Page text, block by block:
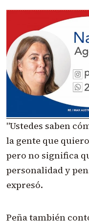
"Ustedes saben
la gente que
pero no significa
personalidad y
expresó.
Peña también